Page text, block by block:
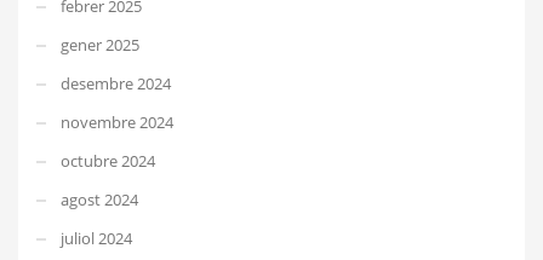
febrer 2025
gener 2025
desembre 2024
novembre 2024
octubre 2024
agost 2024
juliol 2024